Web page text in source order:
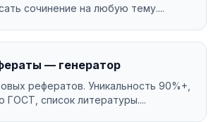
сочинение на любую тему....
— генератор
рефератов. Уникальность 90%+,
ГОСТ, список литературы....